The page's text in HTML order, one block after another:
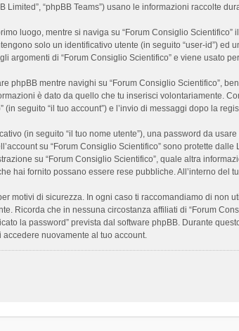
Limited”, “phpBB Teams”) usano le informazioni raccolte
luogo, mentre si naviga su “Forum Consiglio
solo un identificativo utente (in seguito “user-id”)
argomenti di “Forum Consiglio Scientifico” e viene
phpBB mentre navighi su “Forum Consiglio Scientifico”,
è dato da quello che tu inserisci volontariamente.
seguito “il tuo account”) e l’invio di messaggi dopo la
(in seguito “il tuo nome utente”), una password da
su “Forum Consiglio Scientifico” sono protette
su “Forum Consiglio Scientifico”, quale altra
hai fornito possano essere rese pubbliche. All’interno
motivi di sicurezza. In ogni caso ti raccomandiamo di non
Ricorda che in nessuna circostanza affiliati di “Forum
la password” prevista dal software phpBB. Durante
nuovamente al tuo account.